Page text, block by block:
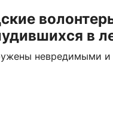
в
невредимыми